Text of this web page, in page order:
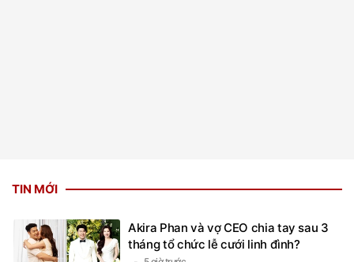
TIN MỚI
Akira Phan và vợ CEO chia tay sau 3
tháng tổ chức lễ cưới linh đình?